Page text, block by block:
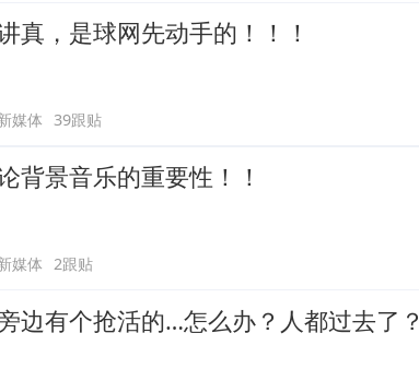
真，是球网先动手的！！！
媒体 39跟贴
背景音乐的重要性！！
媒体 2跟贴
边有个抢活的…怎么办？人都过去了？